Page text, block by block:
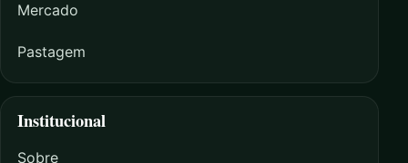
Mercado
Pastagem
Institucional
Sobre